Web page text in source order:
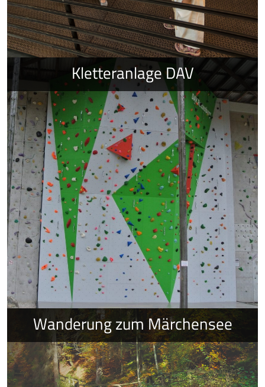
Kletteranlage DAV
Wanderung zum Märchensee